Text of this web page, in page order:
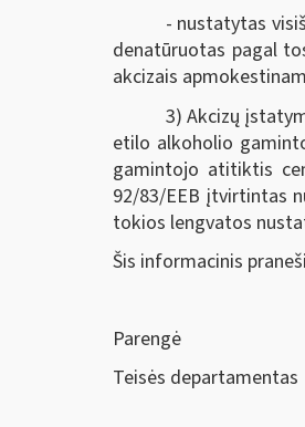
- nustatytas
denatūruotas pagal
akcizais
3) Akcizų
etilo alkoholio
gamintojo atitiktis
92/83/EEB įtvirtintas
tokios lengvatos
Šis informacinis
Parengė
Teisės departamentas